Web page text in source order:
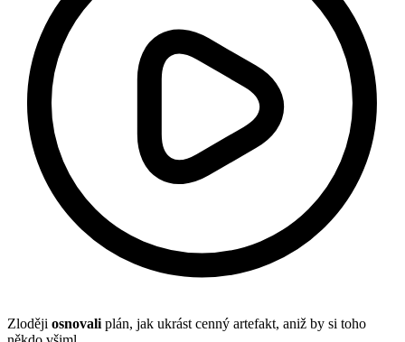
Zloději osnovali plán, jak ukrást cenný artefakt, aniž by si toho